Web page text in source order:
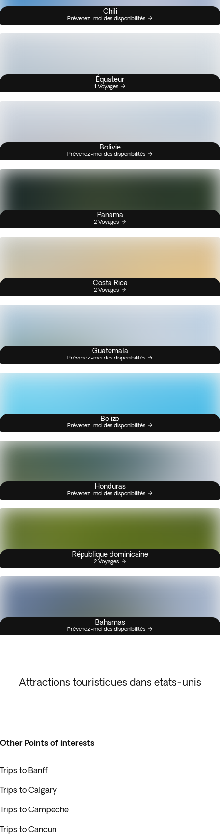
Chili
Prévenez-moi des disponibilités
Équateur
1 Voyages
Bolivie
Prévenez-moi des disponibilités
Panama
2 Voyages
Costa Rica
2 Voyages
Guatemala
Prévenez-moi des disponibilités
Belize
Prévenez-moi des disponibilités
Honduras
Prévenez-moi des disponibilités
République dominicaine
2 Voyages
Bahamas
Prévenez-moi des disponibilités
Attractions touristiques dans etats-unis
Other Points of interests
Trips to Banff
Trips to Calgary
Trips to Campeche
Trips to Cancun